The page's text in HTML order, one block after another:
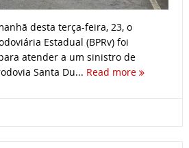
desta terça-feira, 23, o
Estadual (BPRv) foi
atender a um sinistro de
Santa Du... Read more